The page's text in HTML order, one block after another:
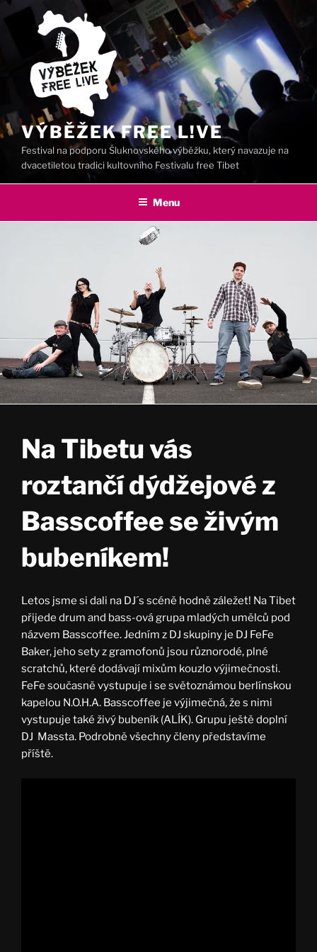
Přejít
VÝBĚŽEK FREE L!VE
Festival na podporu Šluknovského výběžku, který navazuje na
dvacetiletou tradici kultovního Festivalu free Tibet
Menu
Na Tibetu vás
roztančí dýdžejové z
Basscoffee se živým
bubeníkem!
Letos jsme si dali na DJ´s scéně hodně záležet! Na Tibet
přijede drum and bass-ová grupa mladých umělců pod
názvem Basscoffee.Jedním z DJ skupiny je DJ FeFe
Baker, jeho sety z gramofonů jsou různorodé, plné
scratchů, které dodávají mixům kouzlo výjimečnosti.
FeFe současně vystupuje i se světoznámou berlínskou
kapelou N.O.H.A. Basscoffee je výjimečná, že s nimi
vystupuje také živý bubeník (ALÍK). Grupu ještě doplní
DJ Massta. Podrobně všechny členy představíme
příště.